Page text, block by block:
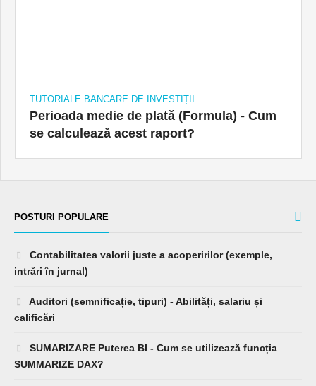
TUTORIALE BANCARE DE INVESTIȚII
Perioada medie de plată (Formula) - Cum
se calculează acest raport?
POSTURI POPULARE
Contabilitatea valorii juste a acoperirilor (exemple,
intrări în jurnal)
Auditori (semnificație, tipuri) - Abilități, salariu și
calificări
SUMARIZARE Puterea BI - Cum se utilizează funcția
SUMMARIZE DAX?